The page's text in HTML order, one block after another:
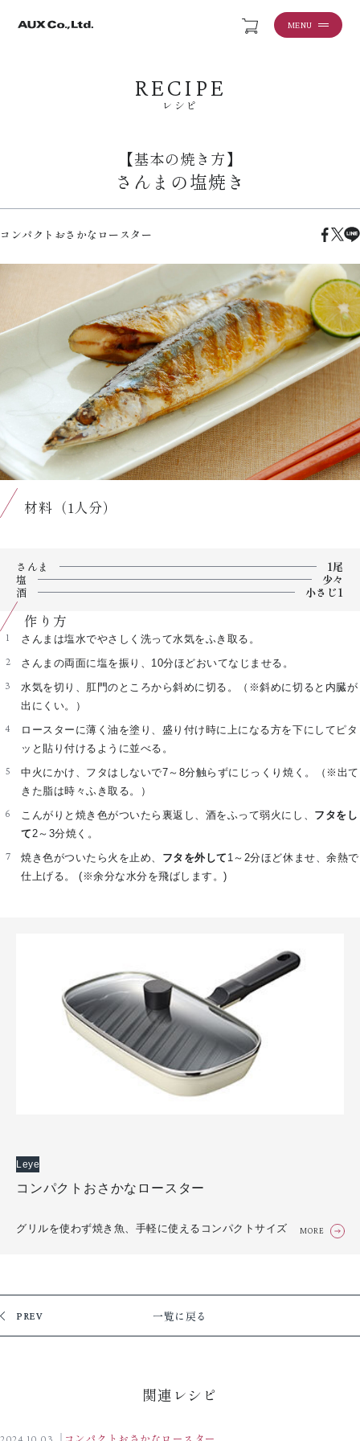
MENU
RECIPE
レシピ
【基本の焼き方】
さんまの塩焼き
コンパクトおさかなロースター
材料（1人分）
さんま
1尾
塩
少々
酒
小さじ1
作り方
さんまは塩水でやさしく洗って水気をふき取る。
さんまの両面に塩を振り、10分ほどおいてなじませる。
水気を切り、肛門のところから斜めに切る。（※斜めに切ると内臓が
出にくい。）
ロースターに薄く油を塗り、盛り付け時に上になる方を下にしてピタ
ッと貼り付けるように並べる。
中火にかけ、フタはしないで7～8分触らずにじっくり焼く。（※出て
きた脂は時々ふき取る。）
こんがりと焼き色がついたら裏返し、酒をふって弱火にし、 フタをし
て 2～3分焼く。
焼き色がついたら火を止め、 フタを外して 1～2分ほど休ませ、余熱で
仕上げる。 (※余分な水分を飛ばします。)
Leye
コンパクトおさかなロースター
グリルを使わず焼き魚、手軽に使えるコンパクトサイズ MORE
PREV 一覧に戻る
関連レシピ